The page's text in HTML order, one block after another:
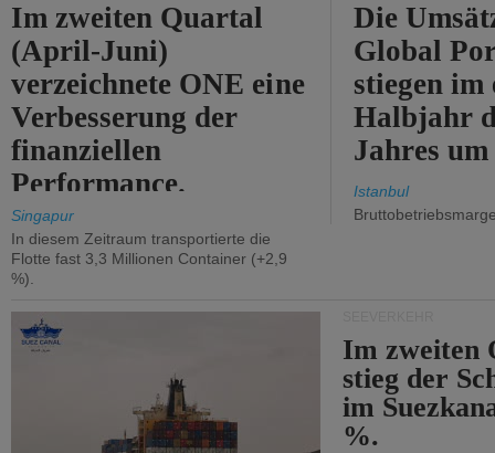
Im zweiten Quartal
(April-Juni)
verzeichnete ONE eine
Verbesserung der
finanziellen
Performance.
Singapur
In diesem Zeitraum transportierte die
Flotte fast 3,3 Millionen Container (+2,9
%).
Die
Global
stiegen im
Halbjahr
Jahres
Istanbul
Im zweiten
stieg der
im
%.